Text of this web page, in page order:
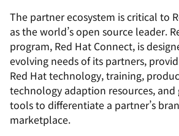
The partner ecosystem is critical to
as the world’s open source leader.
program, Red Hat Connect, is
evolving needs of its partners,
Red Hat technology, training,
technology adaption resources,
tools to differentiate a partner’s
marketplace.